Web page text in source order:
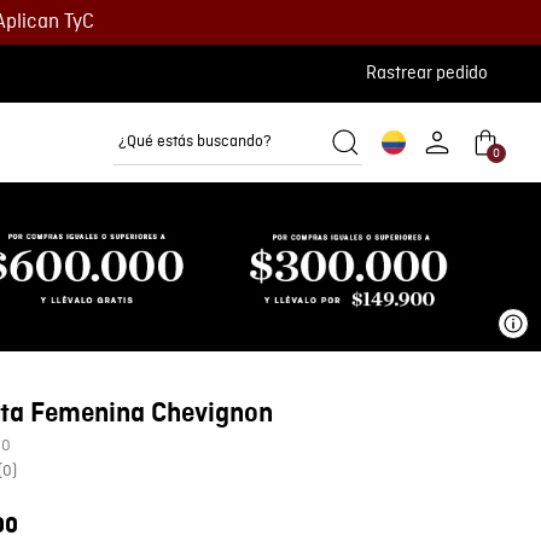
TyC
Rastrear pedido
¿Qué estás buscando?
0
Femenina Chevignon
(0)